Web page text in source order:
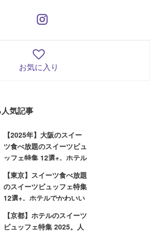
お気に入り
気記事
【2025年】大阪のスイー
ツ食べ放題のスイーツビュ
ッフェ特集 12選+。ホテル
でかわいいスイーツを堪能
しよう
【東京】スイーツ食べ放題
のスイーツビュッフェ特集
12選+。ホテルでかわいい
スイーツを堪能しよう
【京都】ホテルのスイーツ
ビュッフェ特集 2025。人